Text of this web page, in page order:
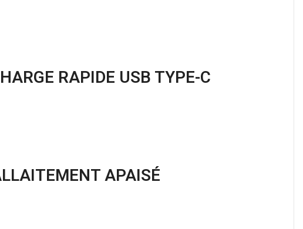
RAPIDE USB TYPE-C
APAISÉ